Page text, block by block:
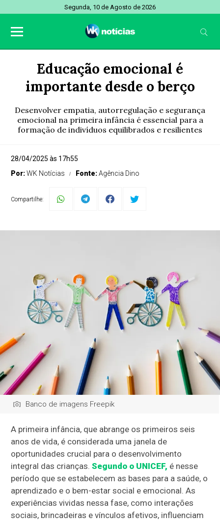
Segunda, 10 de Agosto de 2026
Educação emocional é
importante desde o berço
Desenvolver empatia, autorregulação e segurança
emocional na primeira infância é essencial para a
formação de indivíduos equilibrados e resilientes
28/04/2025 às 17h55
Por:WK Notícias Fonte:Agência Dino
Compartilhe:
Banco de imagens Freepik
A primeira infância, que abrange os primeiros seis
anos de vida, é considerada uma janela de
oportunidades crucial para o desenvolvimento
integral das crianças.Segundo o UNICEF, é nesse
período que se estabelecem as bases para a saúde, o
aprendizado e o bem-estar social e emocional. As
experiências vividas nessa fase, como interações
sociais, brincadeiras e vínculos afetivos, influenciam